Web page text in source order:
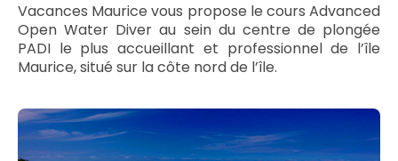
Vacances Maurice vous propose le cours Advanced
Open Water Diver au sein du centre de plongée
PADI le plus accueillant et professionnel de l’île
Maurice, situé sur la côte nord de l’île.